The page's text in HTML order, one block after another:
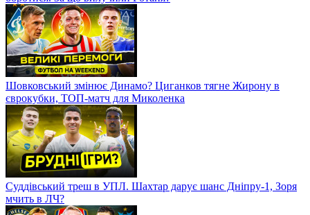
Шовковський змінює Динамо? Циганков тягне Жирону в
єврокубки, ТОП-матч для Миколенка
Суддівський треш в УПЛ. Шахтар дарує шанс Дніпру-1, Зоря
мчить в ЛЧ?